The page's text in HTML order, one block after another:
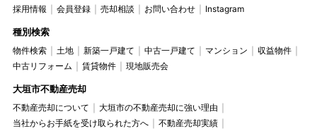
採用情報
会員登録 売却相談 お問い合わせ Instagram
種別検索
物件検索 土地 新築一戸建て 中古一戸建て マンション
収益物件
中古リフォーム
賃貸物件 現地販売会
大垣市不動産売却
不動産売却について
大垣市の不動産売却に強い理由
当社からお手紙を受け取られた方へ
不動産売却実績